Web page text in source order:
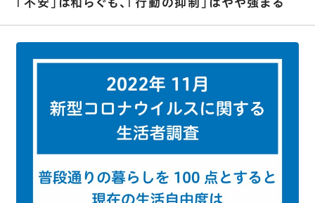
｢不安｣は和らぐも､｢行動の抑制｣はやや強まる